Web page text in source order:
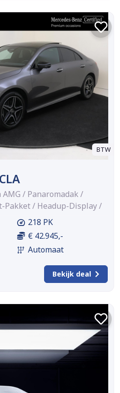
BTW
/ Panaromadak /
Pakket / Headup-Display /
218 PK
€ 42.945,-
Automaat
Bekijk deal